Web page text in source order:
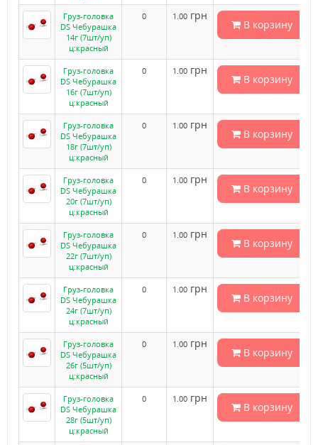
Груз-головка
DS Чебурашка
14г (7шт/уп)
ц:красный
0 1.00 грн
В корзину
Груз-головка
DS Чебурашка
16г (7шт/уп)
ц:красный
0 1.00 грн
В корзину
Груз-головка
DS Чебурашка
18г (7шт/уп)
ц:красный
0 1.00 грн
В корзину
Груз-головка
DS Чебурашка
20г (7шт/уп)
ц:красный
0 1.00 грн
В корзину
Груз-головка
DS Чебурашка
22г (7шт/уп)
ц:красный
0 1.00 грн
В корзину
Груз-головка
DS Чебурашка
24г (7шт/уп)
ц:красный
0 1.00 грн
В корзину
Груз-головка
DS Чебурашка
26г (5шт/уп)
ц:красный
0 1.00 грн
В корзину
Груз-головка
DS Чебурашка
28г (5шт/уп)
ц:красный
0 1.00 грн
В корзину